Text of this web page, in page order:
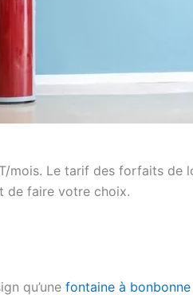
mois. Le tarif des forfaits de
de faire votre choix.
qu’une fontaine à bonbonne